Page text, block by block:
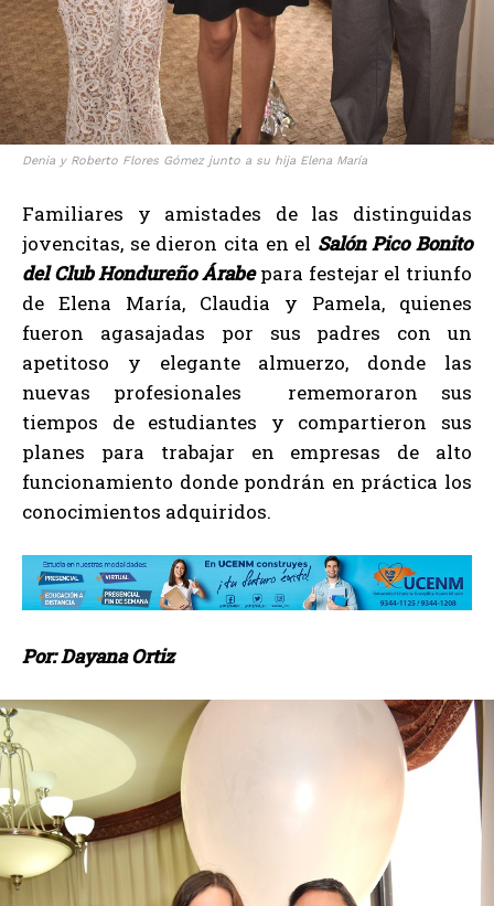
Denia y Roberto Flores Gómez junto a su hija Elena María
Familiares y amistades de las distinguidas
jovencitas, se dieron cita en el Salón Pico Bonito
del Club Hondureño Árabepara festejar el triunfo
de Elena María, Claudia y Pamela, quienes
fueron agasajadas por sus padres con un
apetitoso y elegante almuerzo, donde las
nuevas profesionales rememoraron sus
tiempos de estudiantes y compartieron sus
planes para trabajar en empresas de alto
funcionamiento donde pondrán en práctica los
conocimientos adquiridos.
Por: Dayana Ortiz